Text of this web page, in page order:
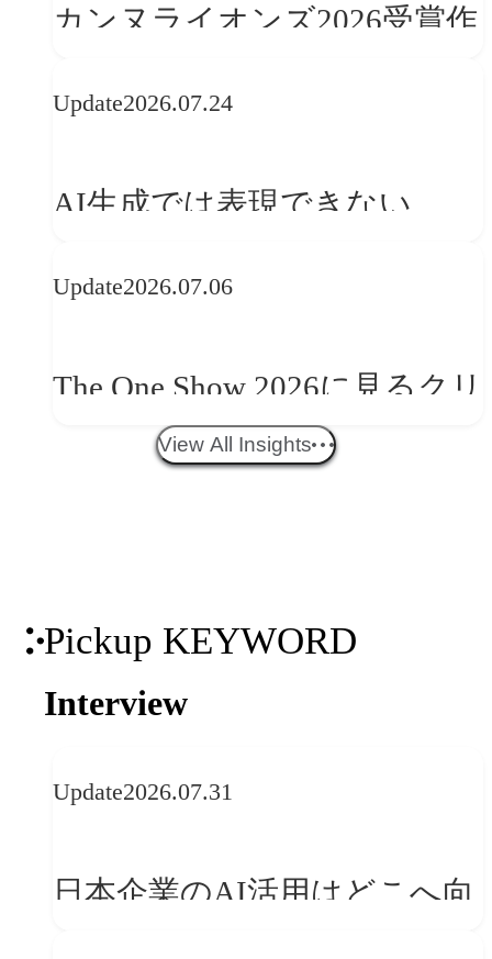
カンヌライオンズ2026受賞作
──「優れたブランド体験」
か
Update2026.07.24
AI生成では表現できない
望
Update2026.07.06
The One Show 2026に見るクリ
エイティブトレンド──社会
View All Insights
Pickup KEYWORD
Interview
Update2026.07.31
日本企業のAI活用はどこへ向